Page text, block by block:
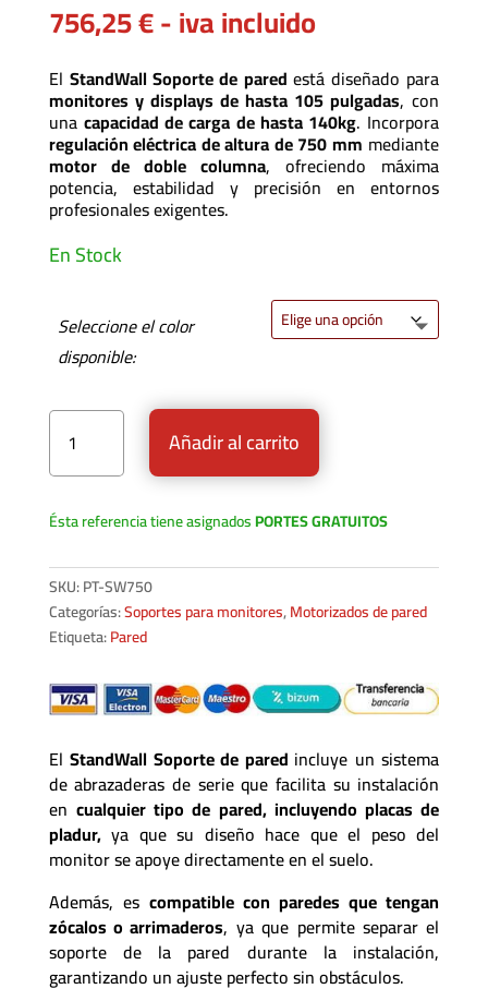
756,25€- iva incluido
El StandWall Soporte de pared está diseñado para
monitores y displays de hasta 105 pulgadas, con
una capacidad de carga de hasta 140kg. Incorpora
regulación eléctrica de altura de 750 mm mediante
motor de doble columna, ofreciendo máxima
potencia, estabilidad y precisión en entornos
profesionales exigentes.
En Stock
Seleccione el color
disponible:
StandWall Soporte de pared cantidad
Añadir al carrito
Ésta referencia tiene asignadosPORTES GRATUITOS
SKU:PT-SW750
Categorías:Soportes para monitores,Motorizados de pared
Etiqueta:Pared
ElStandWall Soporte de pared incluye un sistema
de abrazaderas de serie que facilita su instalación
en cualquier tipo de pared, incluyendo placas de
pladur,ya que su diseño hace que el peso del
monitor se apoye directamente en el suelo.
Además, es compatible con paredes que tengan
zócalos o arrimaderos, ya que permite separar el
soporte de la pared durante la instalación,
garantizando un ajuste perfecto sin obstáculos.